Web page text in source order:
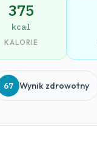
375
kcal
KALORIE
67 Wynik zdrowotny